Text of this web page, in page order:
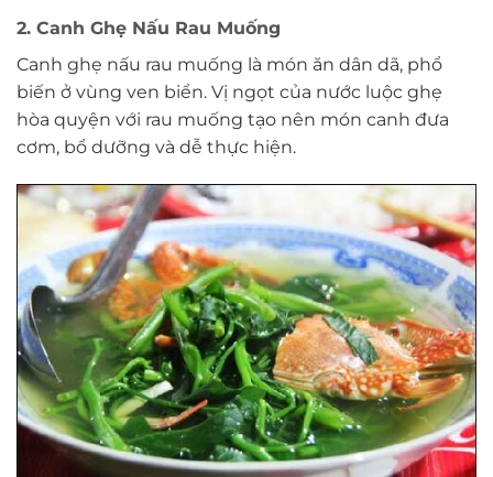
2. Canh Ghẹ Nấu Rau Muống
Canh ghẹ nấu rau muống là món ăn dân dã, phổ
biến ở vùng ven biển. Vị ngọt của nước luộc ghẹ
hòa quyện với rau muống tạo nên món canh đưa
cơm, bổ dưỡng và dễ thực hiện.